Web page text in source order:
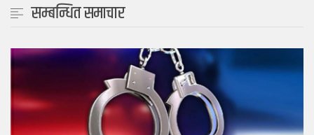
सम्बन्धित समाचार